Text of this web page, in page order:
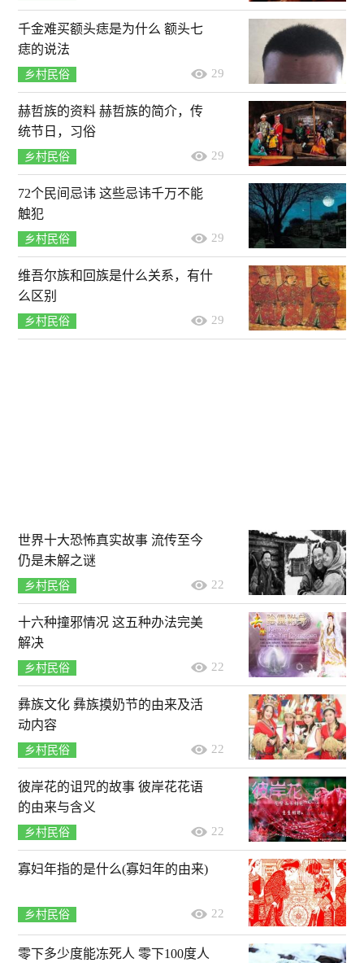
千金难买额头痣是为什么 额头七
痣的说法
乡村民俗 29
赫哲族的资料 赫哲族的简介，传
统节日，习俗
乡村民俗 29
72个民间忌讳 这些忌讳千万不能
触犯
乡村民俗 29
维吾尔族和回族是什么关系，有什
么区别
乡村民俗 29
世界十大恐怖真实故事 流传至今
仍是未解之谜
乡村民俗 22
十六种撞邪情况 这五种办法完美
解决
乡村民俗 22
彝族文化 彝族摸奶节的由来及活
动内容
乡村民俗 22
彼岸花的诅咒的故事 彼岸花花语
的由来与含义
乡村民俗 22
寡妇年指的是什么(寡妇年的由来)
乡村民俗 22
零下多少度能冻死人 零下100度人